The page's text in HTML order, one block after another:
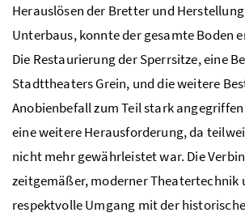
Herauslösen der Bretter und
Unterbaus, konnte der gesamte Boden
Die Restaurierung der Sperrsitze, eine
Stadttheaters Grein, und die weitere
Anobienbefall zum Teil stark
eine weitere Herausforderung, da
nicht mehr gewährleistet war. Die
zeitgemäßer, moderner Theatertechnik
respektvolle Umgang mit der